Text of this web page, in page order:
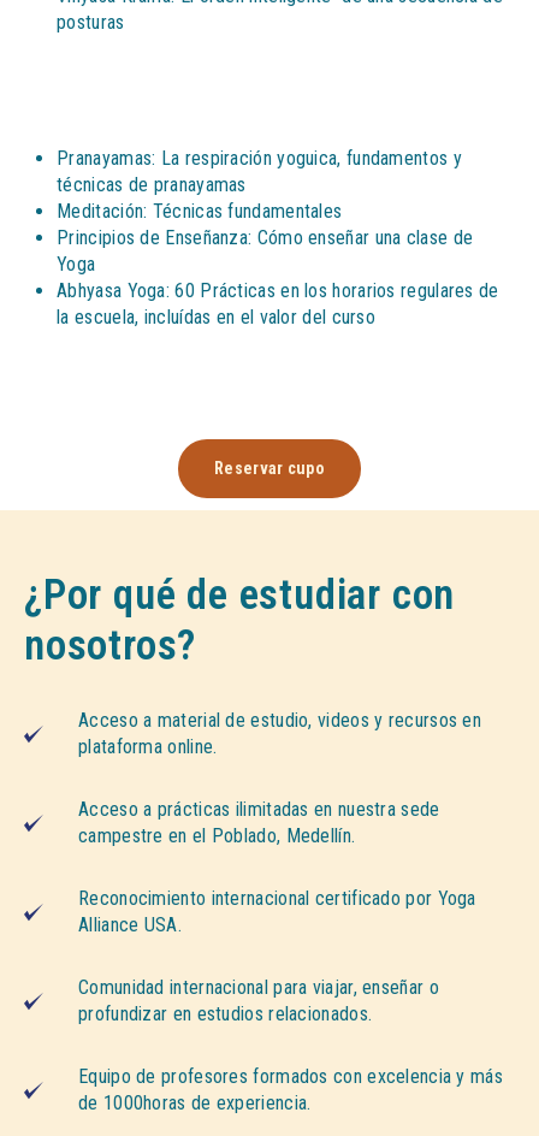
posturas
Pranayamas: La respiración yoguica, fundamentos y
técnicas de pranayamas
Meditación: Técnicas fundamentales
Principios de Enseñanza: Cómo enseñar una clase de
Yoga
Abhyasa Yoga: 60 Prácticas en los horarios regulares de
la escuela, incluídas en el valor del curso
Reservar cupo
¿Por qué de estudiar con
nosotros?
Acceso a material de estudio, videos y recursos en
plataforma online.
Acceso a prácticas ilimitadas en nuestra sede
campestre en el Poblado, Medellín.
Reconocimiento internacional certificado por Yoga
Alliance USA.
Comunidad internacional para viajar, enseñar o
profundizar en estudios relacionados.
Equipo de profesores formados con excelencia y más
de 1000horas de experiencia.